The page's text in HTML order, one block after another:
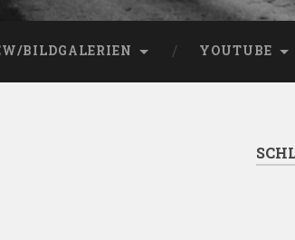
BILDGALERIEN YOUTUBE